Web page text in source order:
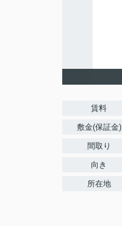
賃料
敷金(保証金)
間取り
向き
所在地